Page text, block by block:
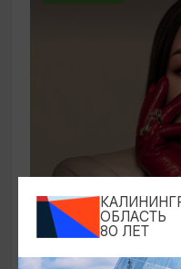
КОНЦЕРТЫ
Ирина Дубцова
ОБЛАСТЬ
80 ЛЕТ